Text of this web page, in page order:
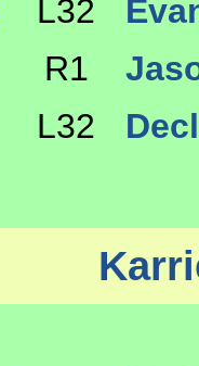
L32
R1
L32